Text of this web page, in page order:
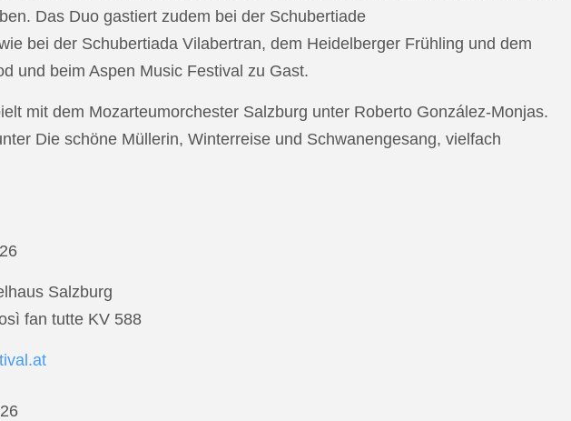
Das Duo gastiert zudem bei der Schubertiade
bei der Schubertiada Vilabertran, dem Heidelberger Frühling und dem
und beim Aspen Music Festival zu Gast.
mit dem Mozarteumorchester Salzburg unter Roberto González-Monjas.
Die schöne Müllerin, Winterreise und Schwanengesang, vielfach
Salzburg
fan tutte KV 588